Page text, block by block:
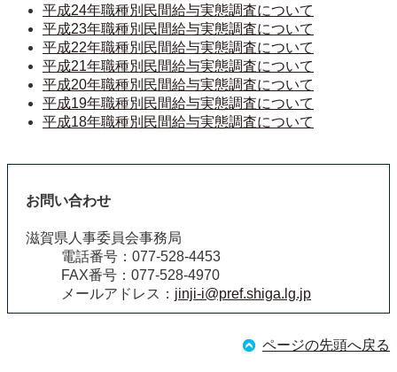
平成24年職種別民間給与実態調査について
平成23年職種別民間給与実態調査について
平成22年職種別民間給与実態調査について
平成21年職種別民間給与実態調査について
平成20年職種別民間給与実態調査について
平成19年職種別民間給与実態調査について
平成18年職種別民間給与実態調査について
お問い合わせ
滋賀県人事委員会事務局
電話番号：077-528-4453
FAX番号：077-528-4970
メールアドレス： jinji-i@pref.shiga.lg.jp
ページの先頭へ戻る